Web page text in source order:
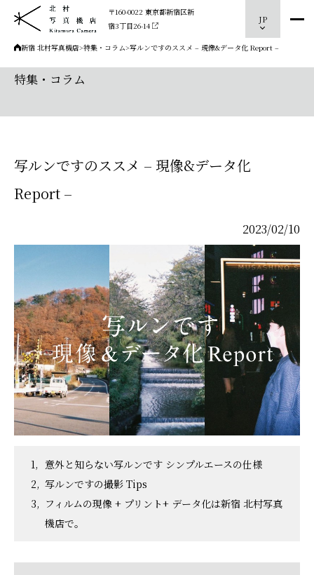
〒160-0022 東京都新宿区新
宿3丁目26-14
JP
新宿 北村写真機店>特集・コラム>写ルンですのススメ – 現像&データ化 Report –
特集・コラム
写ルンですのススメ – 現像&データ化
Report –
2023/02/10
意外と知らない写ルンです シンプルエースの仕様
写ルンですの撮影 Tips
フィルムの現像 + プリント+ データ化は新宿 北村写真
機店で。